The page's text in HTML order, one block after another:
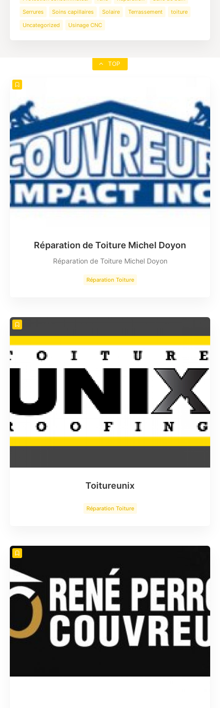
Serrures
Soins capillaires Solaire Terrassement
toiture
Uncategorized
Usinage CNC
TOP
Réparation de Toiture Michel Doyon
Réparation de Toiture Michel Doyon
Réparation Toiture
Toitureunix
Réparation Toiture